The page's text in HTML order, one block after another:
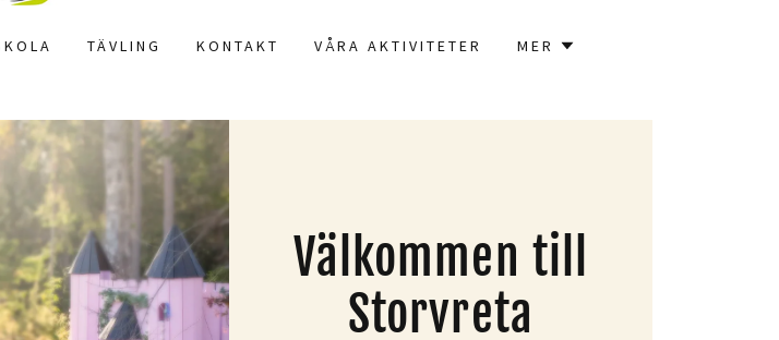
TÄVLING KONTAKT VÅRA AKTIVITETER MER
Välkommen till
Storvreta